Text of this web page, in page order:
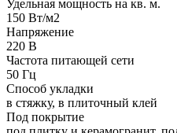
Удельная мощность на кв. м.
150 Вт/м2
Напряжение
220 В
Частота питающей сети
50 Гц
Способ укладки
в стяжку, в плиточный клей
Под покрытие